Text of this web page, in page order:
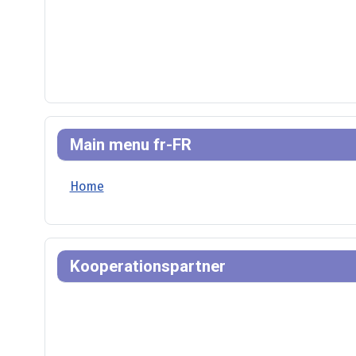
Main menu fr-FR
Home
Kooperationspartner